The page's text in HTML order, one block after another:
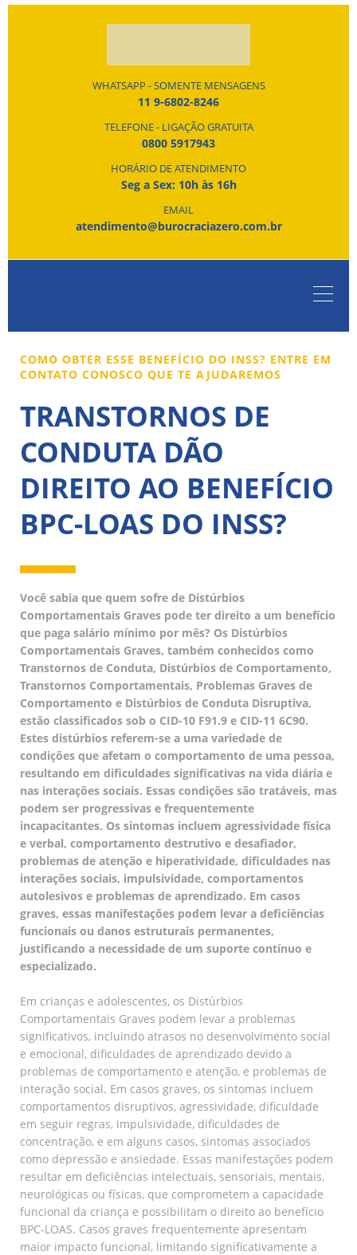
WHATSAPP - SOMENTE MENSAGENS
11 9-6802-8246
TELEFONE - LIGAÇÃO GRATUITA
0800 5917943
HORÁRIO DE ATENDIMENTO
Seg a Sex: 10h às 16h
EMAIL
atendimento@burocraciazero.com.br
COMO OBTER ESSE BENEFÍCIO DO INSS? ENTRE EM
CONTATO CONOSCO QUE TE AJUDAREMOS
TRANSTORNOS DE
CONDUTA DÃO
DIREITO AO BENEFÍCIO
BPC-LOAS DO INSS?
Você sabia que quem sofre de Distúrbios
Comportamentais Graves pode ter direito a um benefício
que paga salário mínimo por mês? Os Distúrbios
Comportamentais Graves, também conhecidos como
Transtornos de Conduta, Distúrbios de Comportamento,
Transtornos Comportamentais, Problemas Graves de
Comportamento e Distúrbios de Conduta Disruptiva,
estão classificados sob o CID-10 F91.9 e CID-11 6C90.
Estes distúrbios referem-se a uma variedade de
condições que afetam o comportamento de uma pessoa,
resultando em dificuldades significativas na vida diária e
nas interações sociais. Essas condições são tratáveis, mas
podem ser progressivas e frequentemente
incapacitantes. Os sintomas incluem agressividade física
e verbal, comportamento destrutivo e desafiador,
problemas de atenção e hiperatividade, dificuldades nas
interações sociais, impulsividade, comportamentos
autolesivos e problemas de aprendizado. Em casos
graves, essas manifestações podem levar a deficiências
funcionais ou danos estruturais permanentes,
justificando a necessidade de um suporte contínuo e
especializado.
Em crianças e adolescentes, os Distúrbios
Comportamentais Graves podem levar a problemas
significativos, incluindo atrasos no desenvolvimento social
e emocional, dificuldades de aprendizado devido a
problemas de comportamento e atenção, e problemas de
interação social. Em casos graves, os sintomas incluem
comportamentos disruptivos, agressividade, dificuldade
em seguir regras, impulsividade, dificuldades de
concentração, e em alguns casos, sintomas associados
como depressão e ansiedade. Essas manifestações podem
resultar em deficiências intelectuais, sensoriais, mentais,
neurológicas ou físicas, que comprometem a capacidade
funcional da criança e possibilitam o direito ao benefício
BPC-LOAS. Casos graves frequentemente apresentam
maior impacto funcional, limitando significativamente a